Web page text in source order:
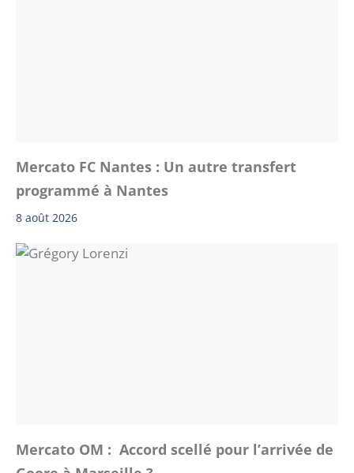
Mercato FC Nantes : Un autre transfert
programmé à Nantes
8 août 2026
Mercato OM : Accord scellé pour l’arrivée de